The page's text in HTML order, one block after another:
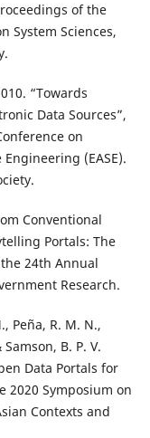
of the
System Sciences,
“Towards
Data Sources”,
on
(EASE).
Conventional
Portals: The
24th Annual
Research.
Peña, R. M. N.,
B. P. V.
Data Portals for
2020 Symposium on
Contexts and